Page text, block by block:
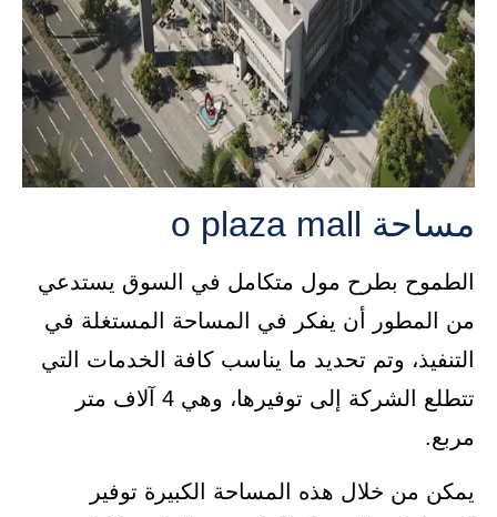
مساحة o plaza mall
الطموح بطرح مول متكامل في السوق يستدعي
من المطور أن يفكر في المساحة المستغلة في
التنفيذ، وتم تحديد ما يناسب كافة الخدمات التي
تتطلع الشركة إلى توفيرها، وهي 4 آلاف متر
مربع.
يمكن من خلال هذه المساحة الكبيرة توفير